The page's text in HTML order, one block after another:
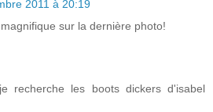
2011 à 20:19
sur la dernière photo!
recherche les boots dickers d'isabel